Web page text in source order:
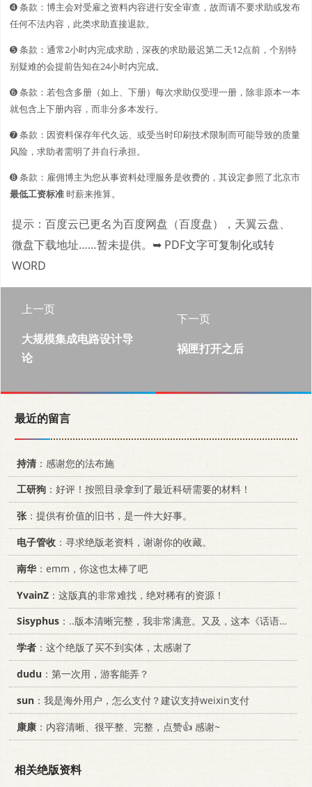
➍ 条款：博主会对受雇之资料内容进行安全审查，故而请不要求助或发布
任何不法内容，此类求助直接退款。
➎ 条款：通常2小时内完成求助，深夜的求助最迟第二天12点前，个别特
别疑难的会提前告知在24小时内完成。
➏ 条款：若包含多册（如上、下册）每次求助仅受理一册，除非原本一本
就包含上下册内容，而非分多本发行。
➐ 条款：因资料保存年代久远、或受当时印刷技术限制而可能导致的质量
风险，求助者需明了并自行承担。
➑ 条款：雇佣博主为您从事资料处理服务是收费的，其设定参照了北京市
最低工资标准时薪来推算。
提示：百度云已更名为百度网盘（百度盘），天翼云盘、
微盘下载地址……暂未提供。 ➥ PDF文字可复制化或转
WORD
上一页
大规模集成电路设计导
论
下一页
祸匣打开之后
最近的留言
持清 ：感谢您的法布施
工研狗 ：好评！按照目录拿到了最近科研需要的材料！
张：提供有价值的旧书，是一件大好事。
电子管收 ：寻求绝版老资料，谢谢你的收藏。
南华 ：emm，你这也太棒了吧
YvainZ ：这版真的非常难找，绝对稀有的资源！
Sisyphus ：..版本清晰完整，我非常满意。又及，这本《话语的真相》...
学者 ：这个绝版了买不到实体，太感谢了
dudu ：第一次用，游客能弄？
sun ：我是海外用户，怎么支付？建议支持weixin支付
康康 ：内容清晰、很平整、完整，点赞👍 感谢~
相关绝版资料